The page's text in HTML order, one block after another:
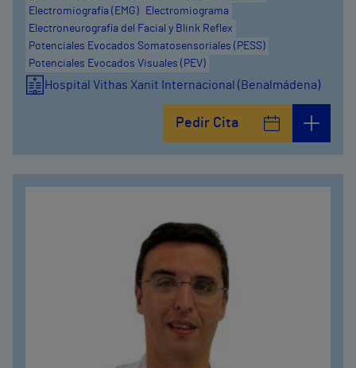
Electromiografía (EMG)
Electromiograma
Electroneurografía del Facial y Blink Reflex
Potenciales Evocados Somatosensoriales (PESS)
Potenciales Evocados Visuales (PEV)
Hospital Vithas Xanit Internacional (Benalmádena)
Pedir Cita